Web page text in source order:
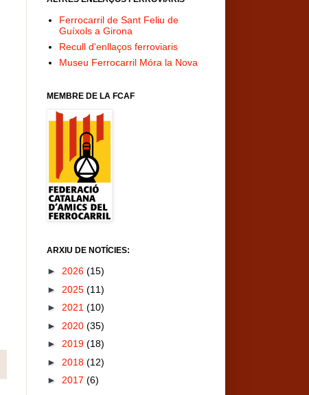
Ferrocarril de Sant Feliu de
Guíxols a Girona
Recull d'enllaços ferroviaris
Museu Ferrocarril Móra la Nova
MEMBRE DE LA FCAF
ARXIU DE NOTÍCIES:
► 2026 (15)
► 2025 (11)
► 2021 (10)
► 2020 (35)
► 2019 (18)
► 2018 (12)
► 2017 (6)